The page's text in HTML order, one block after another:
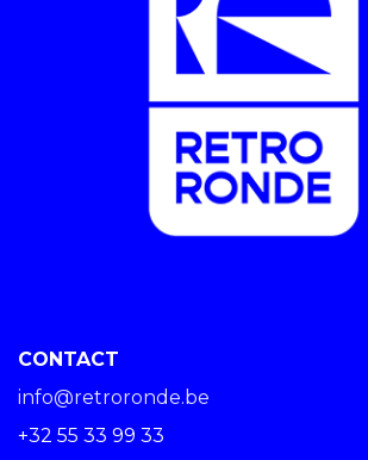
CONTACT
info@retroronde.be
+32 55 33 99 33